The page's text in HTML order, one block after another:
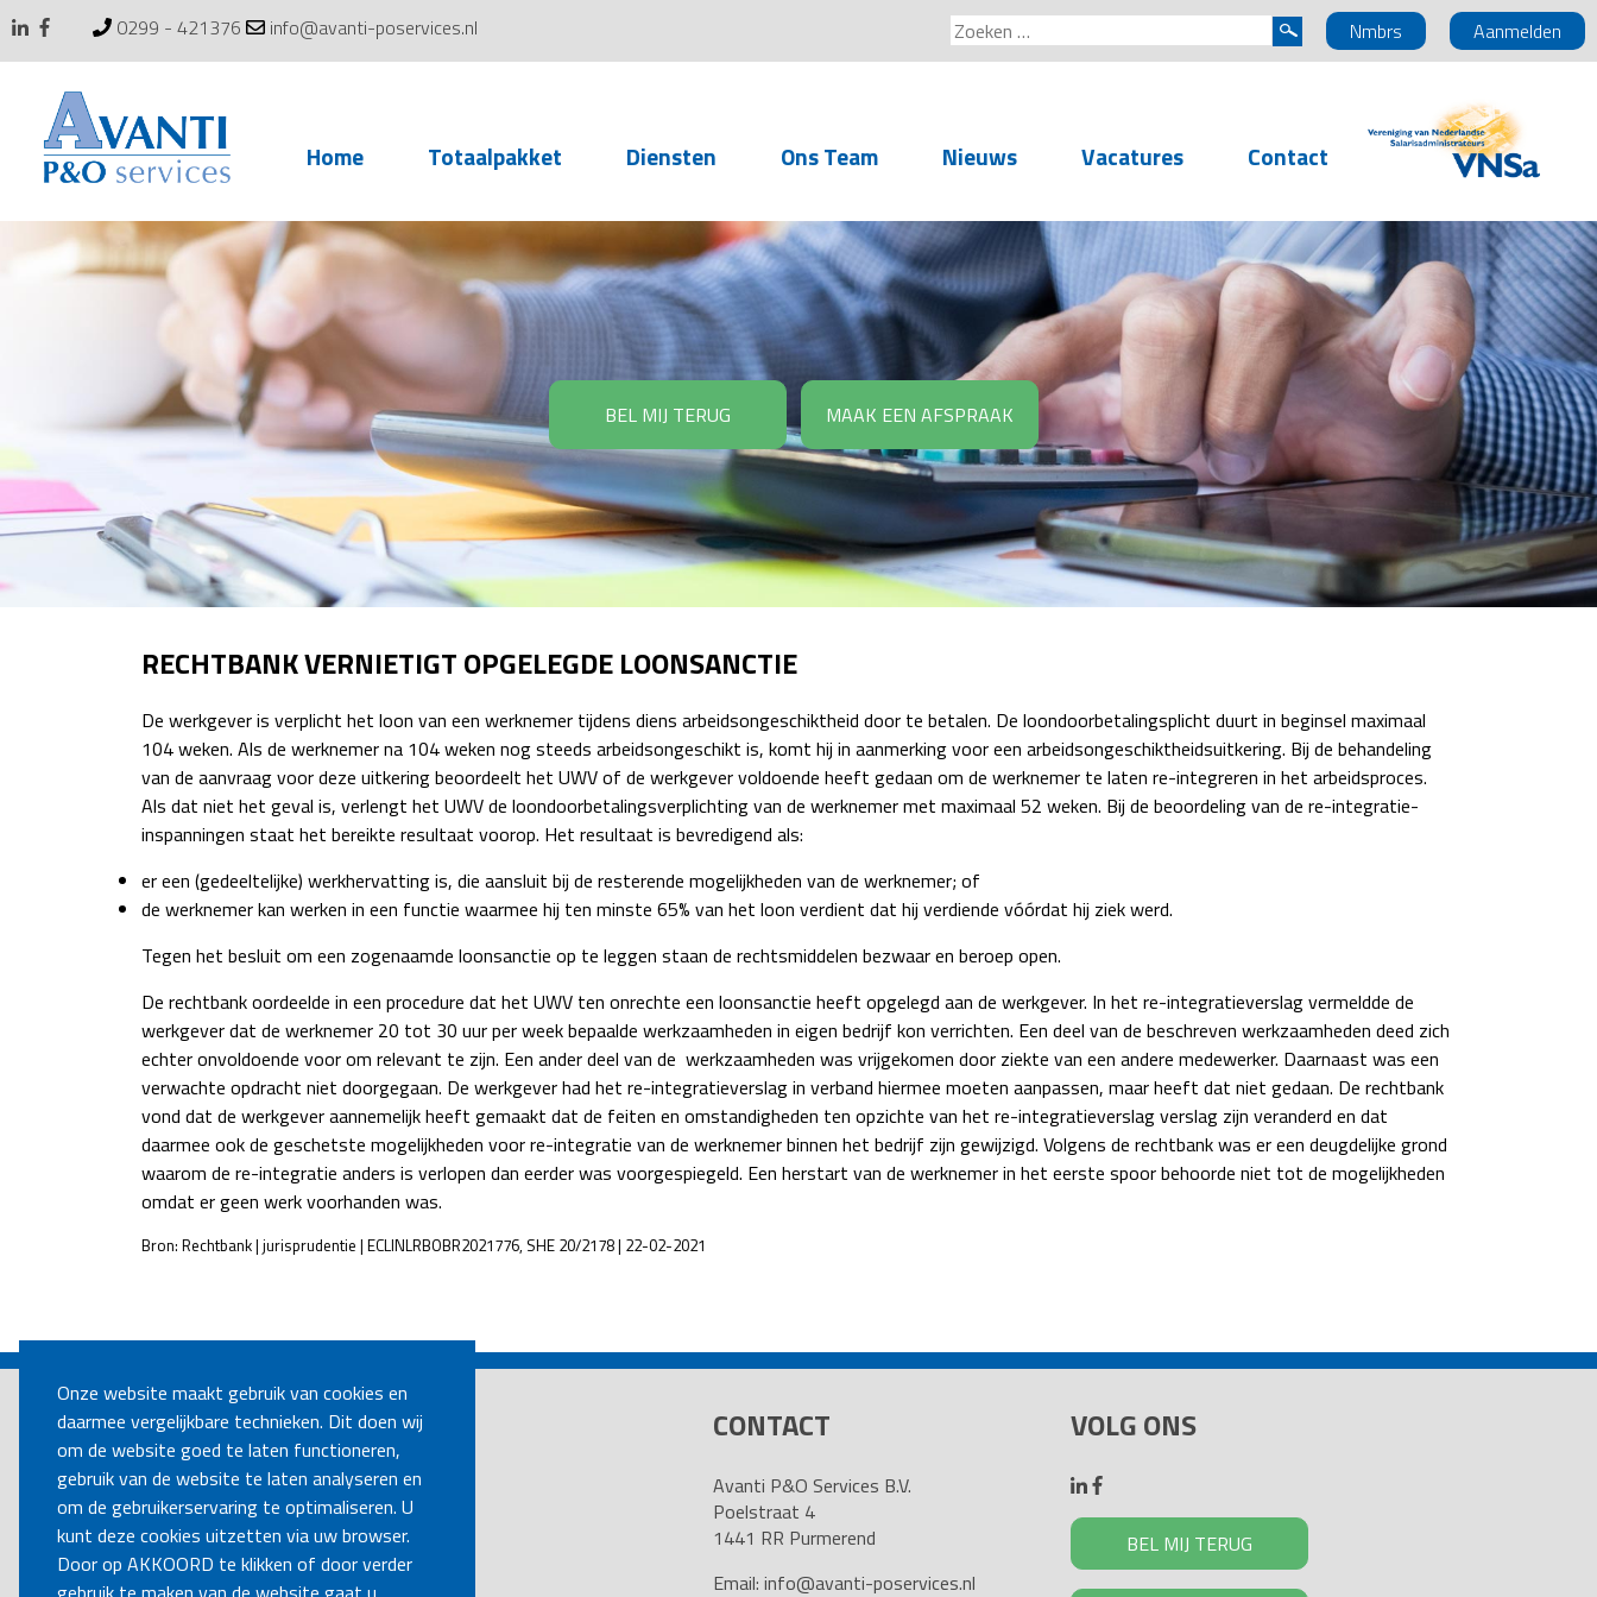
Onze website maakt gebruik van cookies en
daarmee vergelijkbare technieken. Dit doen wij
om de website goed te laten functioneren,
gebruik van de website te laten analyseren en
om de gebruikerservaring te optimaliseren. U
kunt deze cookies uitzetten via uw browser.
Door op AKKOORD te klikken of door verder
0299 - 421376 info@avanti-poservices.nl Aanmelden
Nmbrs
Zoeken
naar:
Home Totaalpakket Diensten
Service voor
accountants- en
administratiekantoren
Arbeidsrechtelijke
Advisering
Salarisadministratie
Personeelsadministratie
Detachering
Ons Team Nieuws Vacatures Contact
BEL MIJ TERUG MAAK EEN AFSPRAAK
RECHTBANK VERNIETIGT OPGELEGDE LOONSANCTIE
De werkgever is verplicht het loon van een werknemer tijdens diens arbeidsongeschiktheid door te betalen. De loondoorbetalingsplicht duurt in beginsel maximaal
104 weken. Als de werknemer na 104 weken nog steeds arbeidsongeschikt is, komt hij in aanmerking voor een arbeidsongeschiktheidsuitkering. Bij de behandeling
van de aanvraag voor deze uitkering beoordeelt het UWV of de werkgever voldoende heeft gedaan om de werknemer te laten re-integreren in het arbeidsproces.
Als dat niet het geval is, verlengt het UWV de loondoorbetalingsverplichting van de werknemer met maximaal 52 weken. Bij de beoordeling van de re-integratie-
inspanningen staat het bereikte resultaat voorop. Het resultaat is bevredigend als:
er een (gedeeltelijke) werkhervatting is, die aansluit bij de resterende mogelijkheden van de werknemer; of
de werknemer kan werken in een functie waarmee hij ten minste 65% van het loon verdient dat hij verdiende vóórdat hij ziek werd.
Tegen het besluit om een zogenaamde loonsanctie op te leggen staan de rechtsmiddelen bezwaar en beroep open.
De rechtbank oordeelde in een procedure dat het UWV ten onrechte een loonsanctie heeft opgelegd aan de werkgever. In het re-integratieverslag vermeldde de
werkgever dat de werknemer 20 tot 30 uur per week bepaalde werkzaamheden in eigen bedrijf kon verrichten. Een deel van de beschreven werkzaamheden deed zich
echter onvoldoende voor om relevant te zijn. Een ander deel van de werkzaamheden was vrijgekomen door ziekte van een andere medewerker. Daarnaast was een
verwachte opdracht niet doorgegaan. De werkgever had het re-integratieverslag in verband hiermee moeten aanpassen, maar heeft dat niet gedaan. De rechtbank
vond dat de werkgever aannemelijk heeft gemaakt dat de feiten en omstandigheden ten opzichte van het re-integratieverslag verslag zijn veranderd en dat
daarmee ook de geschetste mogelijkheden voor re-integratie van de werknemer binnen het bedrijf zijn gewijzigd. Volgens de rechtbank was er een deugdelijke grond
waarom de re-integratie anders is verlopen dan eerder was voorgespiegeld. Een herstart van de werknemer in het eerste spoor behoorde niet tot de mogelijkheden
omdat er geen werk voorhanden was.
Bron: Rechtbank | jurisprudentie | ECLINLRBOBR2021776, SHE 20/2178 | 22-02-2021
NAVIGATION
CONTACT
Avanti P&O Services B.V.
Poelstraat 4
1441 RR Purmerend
Email: info@avanti-poservices.nl
VOLG ONS
BEL MIJ TERUG